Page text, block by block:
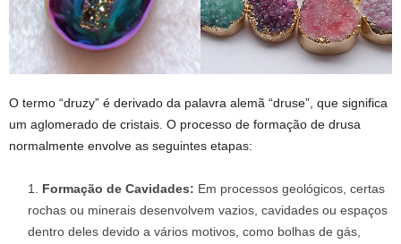
O termo “druzy” é derivado da palavra alemã “druse”, que significa
um aglomerado de cristais. O processo de formação de drusa
normalmente envolve as seguintes etapas:
Formação de Cavidades: Em processos geológicos, certas
rochas ou minerais desenvolvem vazios, cavidades ou espaços
dentro deles devido a vários motivos, como bolhas de gás,